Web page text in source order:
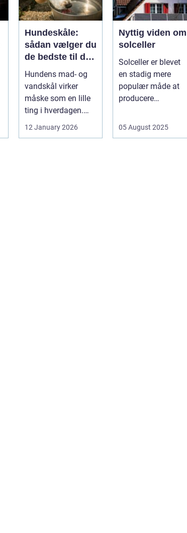
Hundeskåle:
sådan vælger du
de bedste til din
hund
Hundens mad- og
vandskål virker
måske som en lille
ting i hverdagen.
sk&arin...
12 January 2026
Nyttig viden om
solceller
Solceller er blevet
en stadig mere
populær måde at
producere
05 August 2025